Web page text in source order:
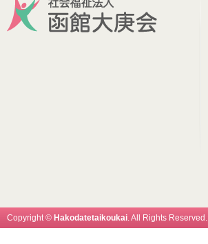
Copyright © Hakodatetaikoukai. All Rights Reserved.